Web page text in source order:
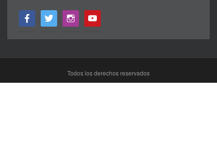
facebook twitter instagram youtube
Todos los derechos reservados